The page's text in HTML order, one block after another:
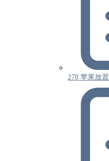
278 苹果放置